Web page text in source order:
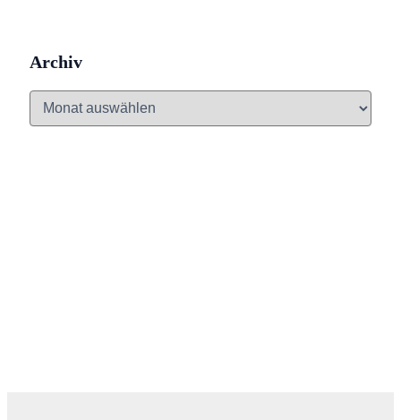
Archiv
A